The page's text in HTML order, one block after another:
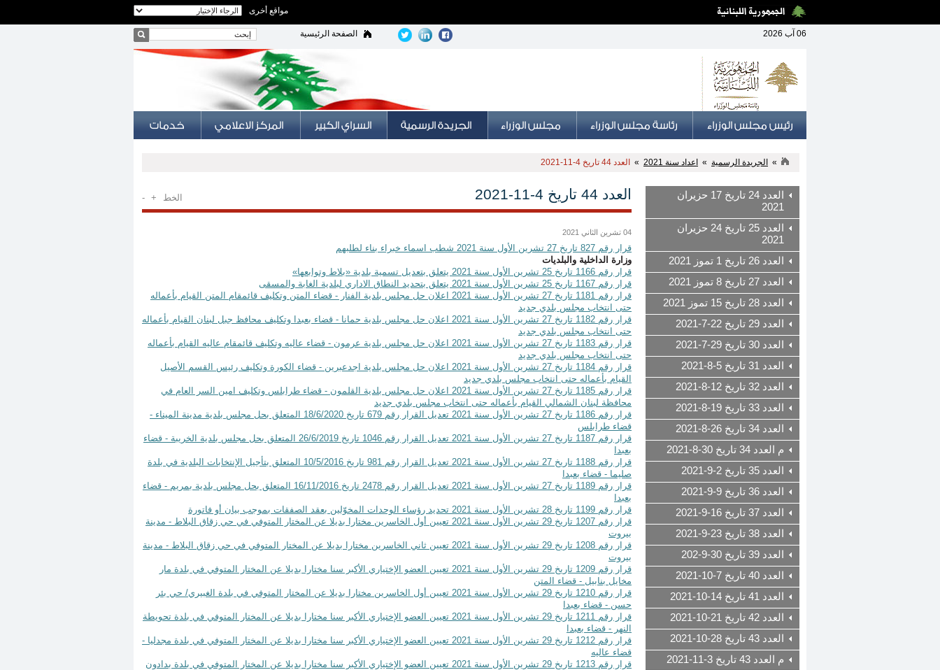
مواقع أخرى
06 آب 2026 الصفحة الرئيسية
» الجريدة الرسمية » اعداد سنة 2021 » العدد 44 تاريخ 4-11-2021
العدد 24 تاريخ 17 حزيران
2021
العدد 25 تاريخ 24 حزيران
2021
العدد 26 تاريخ 1 تموز 2021
العدد 27 تاريخ 8 تموز 2021
العدد 28 تاريخ 15 تموز 2021
العدد 29 تاريخ 22-7-2021
العدد 30 تاريخ 29-7-2021
العدد 31 تاريخ 5-8-2021
العدد 32 تاريخ 12-8-2021
العدد 33 تاريخ 19-8-2021
العدد 34 تاريخ 26-8-2021
م العدد 34 تاريخ 30-8-2021
العدد 35 تاريخ 2-9-2021
العدد 36 تاريخ 9-9-2021
العدد 37 تاريخ 16-9-2021
العدد 38 تاريخ 23-9-2021
العدد 39 تاريخ 30-9-202
العدد 40 تاريخ 7-10-2021
العدد 41 تاريخ 14-10-2021
العدد 42 تاريخ 21-10-2021
العدد 43 تاريخ 28-10-2021
م العدد 43 تاريخ 3-11-2021
العدد 44 تاريخ 4-11-2021 الخط +
-
04 تشرين الثاني 2021
قرار رقم 827 تاريخ 27 تشرين الأول سنة 2021 شطب اسماء خبراء بناء لطلبهم
وزارة الداخلية والبلديات
قرار رقم 1166 تاريخ 25 تشرين الأول سنة 2021 يتعلق بتعديل تسمية بلدية «بلاط وتوابعها»
قرار رقم 1167 تاريخ 25 تشرين الأول سنة 2021 يتعلق بتحديد النطاق الاداري لبلدية الغابة والمسقى
قرار رقم 1181 تاريخ 27 تشرين الأول سنة 2021 اعلان حل مجلس بلدية الفنار - قضاء المتن وتكليف قائمقام المتن القيام بأعماله
حتى انتخاب مجلس بلدي جديد
قرار رقم 1182 تاريخ 27 تشرين الأول سنة 2021 اعلان حل مجلس بلدية حمانا - قضاء بعبدا وتكليف محافظ جبل لبنان القيام بأعماله
حتى انتخاب مجلس بلدي جديد
قرار رقم 1183 تاريخ 27 تشرين الأول سنة 2021 اعلان حل مجلس بلدية عرمون - قضاء عاليه وتكليف قائمقام عاليه القيام بأعماله
حتى انتخاب مجلس بلدي جديد
قرار رقم 1184 تاريخ 27 تشرين الأول سنة 2021 اعلان حل مجلس بلدية اجدعبرين - قضاء الكورة وتكليف رئيس القسم الأصيل
القيام بأعماله حتى انتخاب مجلس بلدي جديد
قرار رقم 1185 تاريخ 27 تشرين الأول سنة 2021 اعلان حل مجلس بلدية القلمون - قضاء طرابلس وتكليف امين السر العام في
محافظة لبنان الشمالي القيام بأعماله حتى انتخاب مجلس بلدي جديد
قرار رقم 1186 تاريخ 27 تشرين الأول سنة 2021 تعديل القرار رقم 679 تاريخ 18/6/2020 المتعلق بحل مجلس بلدية مدينة الميناء -
قضاء طرابلس
قرار رقم 1187 تاريخ 27 تشرين الأول سنة 2021 تعديل القرار رقم 1046 تاريخ 26/6/2019 المتعلق بحل مجلس بلدية الخريبة - قضاء
بعبدا
قرار رقم 1188 تاريخ 27 تشرين الأول سنة 2021 تعديل القرار رقم 981 تاريخ 10/5/2016 المتعلق بتأجيل الإنتخابات البلدية في بلدة
صليما - قضاء بعبدا
قرار رقم 1189 تاريخ 27 تشرين الأول سنة 2021 تعديل القرار رقم 2478 تاريخ 16/11/2016 المتعلق بحل مجلس بلدية بمريم - قضاء
بعبدا
قرار رقم 1199 تاريخ 28 تشرين الأول سنة 2021 تحديد رؤساء الوحدات المخوّلين بعقد الصفقات بموجب بيان أو فاتورة
قرار رقم 1207 تاريخ 29 تشرين الأول سنة 2021 تعيين أول الخاسرين مختارا بديلا عن المختار المتوفي في حي زقاق البلاط - مدينة
بيروت
قرار رقم 1208 تاريخ 29 تشرين الأول سنة 2021 تعيين ثاني الخاسرين مختارا بديلا عن المختار المتوفي في حي زقاق البلاط - مدينة
بيروت
قرار رقم 1209 تاريخ 29 تشرين الأول سنة 2021 تعيين العضو الإختياري الأكبر سنا مختارا بديلا عن المختار المتوفي في بلدة مار
مخايل بنابيل - قضاء المتن
قرار رقم 1210 تاريخ 29 تشرين الأول سنة 2021 تعيين أول الخاسرين مختارا بديلا عن المختار المتوفي في بلدة الغبيري/ حي بئر
حسن - قضاء بعبدا
قرار رقم 1211 تاريخ 29 تشرين الأول سنة 2021 تعيين العضو الإختياري الأكبر سنا مختارا بديلا عن المختار المتوفي في بلدة تحويطة
النهر - قضاء بعبدا
قرار رقم 1212 تاريخ 29 تشرين الأول سنة 2021 تعيين العضو الإختياري الأكبر سنا مختارا بديلا عن المختار المتوفي في بلدة مجدليا -
قضاء عاليه
قرار رقم 1213 تاريخ 29 تشرين الأول سنة 2021 تعيين العضو الإختياري الأكبر سنا مختارا بديلا عن المختار المتوفي في بلدة بدادون